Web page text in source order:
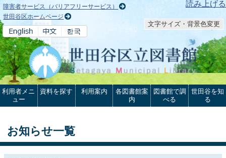
本文へ 読み上げる
障害者サービス（バリアフリーサービス）
世田谷区ホームページ
文字サイズ・背景色変更
利用者メニ
ュー
資料を探す 利用案内
各図書館案
内
図書館で調
べる
世田谷を知
る
お知らせ一覧